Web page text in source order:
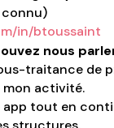
connu)
in/btoussaint
nous
traitance de
mon activité.
app tout en